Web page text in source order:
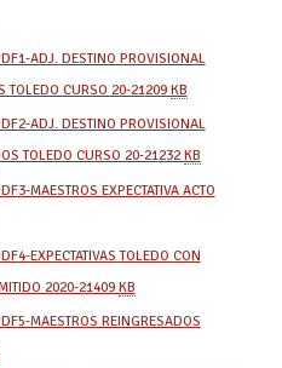
1-ADJ. DESTINO PROVISIONAL
TOLEDO CURSO 20-21209 KB
2-ADJ. DESTINO PROVISIONAL
TOLEDO CURSO 20-21232 KB
3-MAESTROS EXPECTATIVA ACTO
4-EXPECTATIVAS TOLEDO CON
2020-21409 KB
5-MAESTROS REINGRESADOS